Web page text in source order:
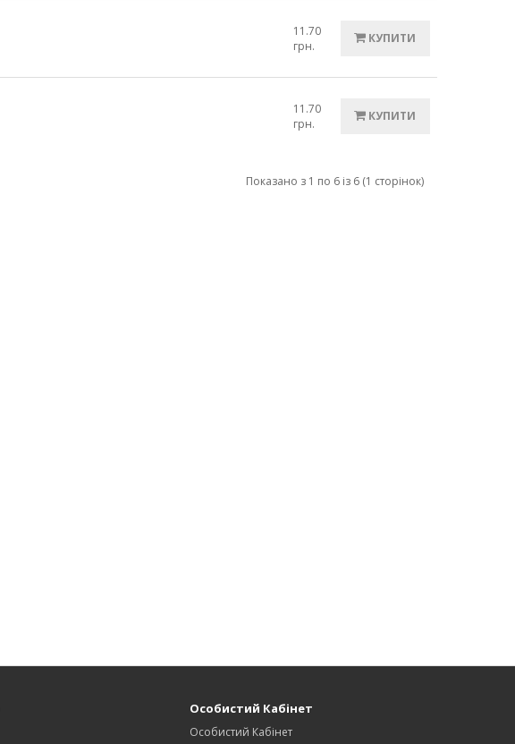
11.70
грн.
КУПИТИ
11.70
грн.
КУПИТИ
Показано з 1 по 6 із 6 (1 сторінок)
Особистий Кабінет
Особистий Кабінет